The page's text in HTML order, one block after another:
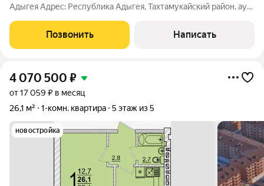
Адыгея Адрес: Республика Адыгея, Тахтамукайский район, аул
характеристики: Площадь: 42.7 кв.м просторная кухня 17 кв.м
позволяет создать
Позвонить Написать
4 070 500 ₽
от 17 059 ₽ в месяц
26,1 м²
1-комн. квартира 5 этаж из 5
новостройка